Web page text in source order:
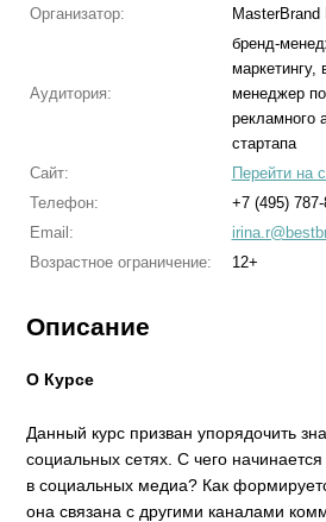
Организатор:
MasterBrand
Аудитория:
бренд-
маркетингу,
менеджер
рекламного
стартапа
Сайт:
Перейти на
Телефон:
+7 (495)
Email:
Возрастное ограничение:
12+
Описание
О Курсе
Данный курс призван упорядочить
социальных сетях. С чего
в социальных медиа? Как
она связана с другими каналами